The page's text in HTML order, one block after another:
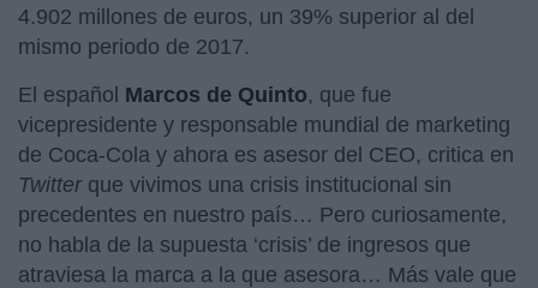
4.902 millones de euros, un 39% superior al del
mismo periodo de 2017.
El español Marcos de Quinto, que fue
vicepresidente y responsable mundial de marketing
de Coca-Cola y ahora es asesor del CEO, critica en
Twitterque vivimos una crisis institucional sin
precedentes en nuestro país… Pero curiosamente,
no habla de la supuesta ‘crisis’ de ingresos que
atraviesa la marca a la que asesora… Más vale que